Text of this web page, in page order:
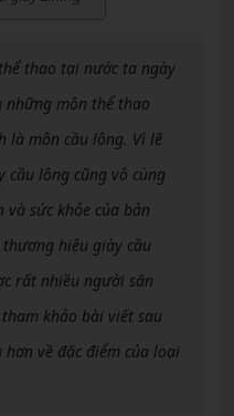
thao tại nước ta ngày
môn thể thao
là môn cầu lông. Vì lẽ
cầu lông cũng vô cùng
sức khỏe của bản
hiệu giày cầu
rất nhiều người săn
khảo bài viết sau
về đặc điểm của loại